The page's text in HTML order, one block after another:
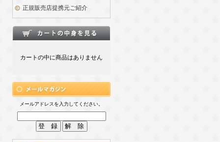
正規販売店提携元ご紹介
カートの中に商品はありません
メールアドレスを入力してください。